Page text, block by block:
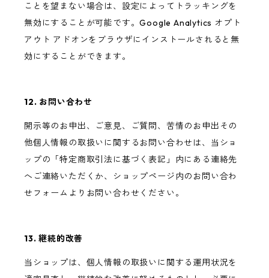
ことを望まない場合は、設定によってトラッキングを
無効にすることが可能です。Google Analytics オプト
アウト アドオンをブラウザにインストールされると無
効にすることができます。
12. お問い合わせ
開示等のお申出、ご意見、ご質問、苦情のお申出その
他個人情報の取扱いに関するお問い合わせは、当ショ
ップの「特定商取引法に基づく表記」内にある連絡先
へご連絡いただくか、ショップページ内のお問い合わ
せフォームよりお問い合わせください。
13. 継続的改善
当ショップは、個人情報の取扱いに関する運用状況を